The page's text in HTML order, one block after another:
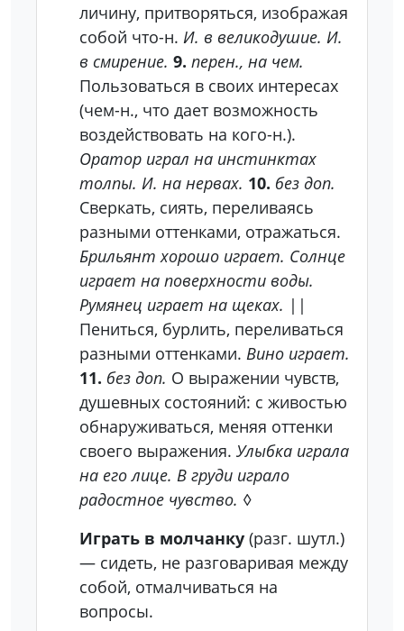
личину, притворяться, изображая
собой что-н. И. в великодушие. И.
в смирение. 9. перен., на чем.
Пользоваться в своих интересах
(чем-н., что дает возможность
воздействовать на кого-н.).
Оратор играл на инстинктах
толпы. И. на нервах. 10. без доп.
Сверкать, сиять, переливаясь
разными оттенками, отражаться.
Брильянт хорошо играет. Солнце
играет на поверхности воды.
Румянец играет на щеках. ||
Пениться, бурлить, переливаться
разными оттенками. Вино играет.
11. без доп. О выражении чувств,
душевных состояний: с живостью
обнаруживаться, меняя оттенки
своего выражения. Улыбка играла
на его лице. В груди играло
радостное чувство. ◊
Играть в молчанку (разг. шутл.)
— сидеть, не разговаривая между
собой, отмалчиваться на
вопросы.